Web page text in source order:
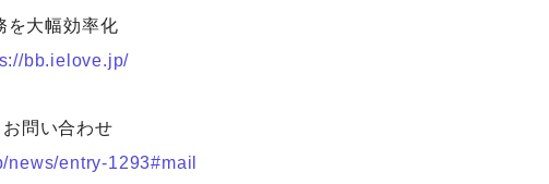
を大幅効率化
bb.ielove.jp/
問い合わせ
entry-1293#mail